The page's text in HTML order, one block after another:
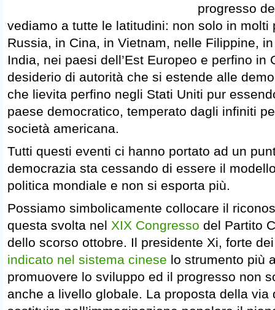
progresso
vediamo a tutte le latitudini: non solo in molti
Russia, in Cina, in Vietnam, nelle Filippine,
India, nei paesi dell’Est Europeo e perfino in
desiderio di autorità che si estende alle
che lievita perfino negli Stati Uniti pur
paese democratico, temperato dagli infiniti
società americana.
Tutti questi eventi ci hanno portato ad un
democrazia sta cessando di essere il
politica mondiale e non si esporta più.
Possiamo simbolicamente collocare il
questa svolta nel XIX Congresso del Partito
dello scorso ottobre. Il presidente Xi, forte
indicato nel sistema cinese lo strumento più
promuovere lo sviluppo ed il progresso non
anche a livello globale. La proposta della via